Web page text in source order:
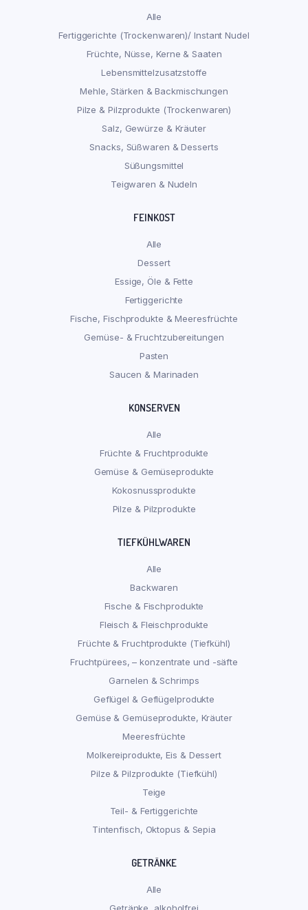
Alle
Fertiggerichte (Trockenwaren)/ Instant Nudel
Früchte, Nüsse, Kerne & Saaten
Lebensmittelzusatzstoffe
Mehle, Stärken & Backmischungen
Pilze & Pilzprodukte (Trockenwaren)
Salz, Gewürze & Kräuter
Snacks, Süßwaren & Desserts
Süßungsmittel
Teigwaren & Nudeln
FEINKOST
Alle
Dessert
Essige, Öle & Fette
Fertiggerichte
Fische, Fischprodukte & Meeresfrüchte
Gemüse- & Fruchtzubereitungen
Pasten
Saucen & Marinaden
KONSERVEN
Alle
Früchte & Fruchtprodukte
Gemüse & Gemüseprodukte
Kokosnussprodukte
Pilze & Pilzprodukte
TIEFKÜHLWAREN
Alle
Backwaren
Fische & Fischprodukte
Fleisch & Fleischprodukte
Früchte & Fruchtprodukte (Tiefkühl)
Fruchtpürees, – konzentrate und -säfte
Garnelen & Schrimps
Geflügel & Geflügelprodukte
Gemüse & Gemüseprodukte, Kräuter
Meeresfrüchte
Molkereiprodukte, Eis & Dessert
Pilze & Pilzprodukte (Tiefkühl)
Teige
Teil- & Fertiggerichte
Tintenfisch, Oktopus & Sepia
GETRÄNKE
Alle